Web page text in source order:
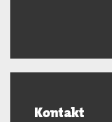
Kontakt